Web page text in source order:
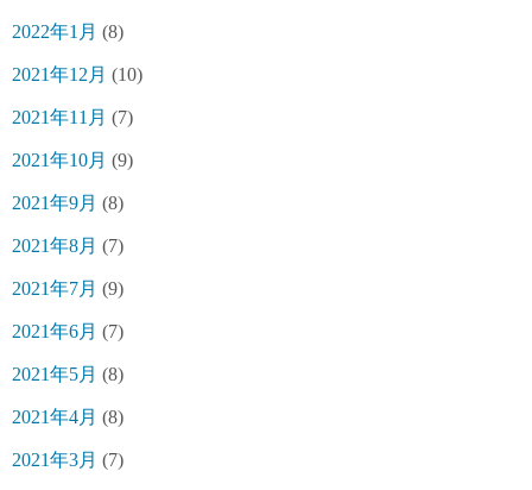
2022年1月 (8)
2021年12月 (10)
2021年11月 (7)
2021年10月 (9)
2021年9月 (8)
2021年8月 (7)
2021年7月 (9)
2021年6月 (7)
2021年5月 (8)
2021年4月 (8)
2021年3月 (7)